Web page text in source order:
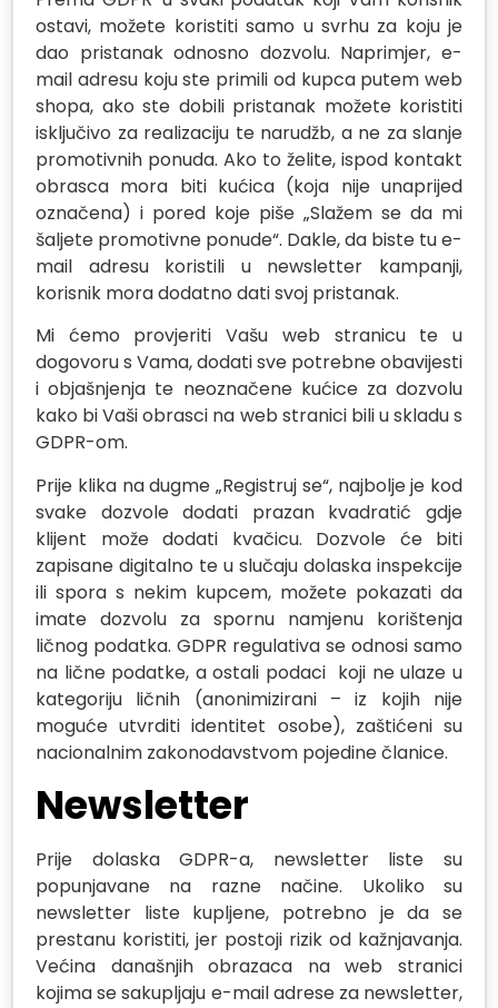
ostavi, možete koristiti samo u svrhu za koju je
dao pristanak odnosno dozvolu. Naprimjer, e-
mail adresu koju ste primili od kupca putem web
shopa, ako ste dobili pristanak možete koristiti
isključivo za realizaciju te narudžb, a ne za slanje
promotivnih ponuda. Ako to želite, ispod kontakt
obrasca mora biti kućica (koja nije unaprijed
označena) i pored koje piše „Slažem se da mi
šaljete promotivne ponude“. Dakle, da biste tu e-
mail adresu koristili u newsletter kampanji,
korisnik mora dodatno dati svoj pristanak.
Mi ćemo provjeriti Vašu web stranicu te u
dogovoru s Vama, dodati sve potrebne obavijesti
i objašnjenja te neoznačene kućice za dozvolu
kako bi Vaši obrasci na web stranici bili u skladu s
GDPR-om.
Prije klika na dugme „Registruj se“, najbolje je kod
svake dozvole dodati prazan kvadratić gdje
klijent može dodati kvačicu. Dozvole će biti
zapisane digitalno te u slučaju dolaska inspekcije
ili spora s nekim kupcem, možete pokazati da
imate dozvolu za spornu namjenu korištenja
ličnog podatka. GDPR regulativa se odnosi samo
na lične podatke, a ostali podaci koji ne ulaze u
kategoriju ličnih (anonimizirani – iz kojih nije
moguće utvrditi identitet osobe), zaštićeni su
nacionalnim zakonodavstvom pojedine članice.
Newsletter
Prije dolaska GDPR-a, newsletter liste su
popunjavane na razne načine. Ukoliko su
newsletter liste kupljene, potrebno je da se
prestanu koristiti, jer postoji rizik od kažnjavanja.
Većina današnjih obrazaca na web stranici
kojima se sakupljaju e-mail adrese za newsletter,